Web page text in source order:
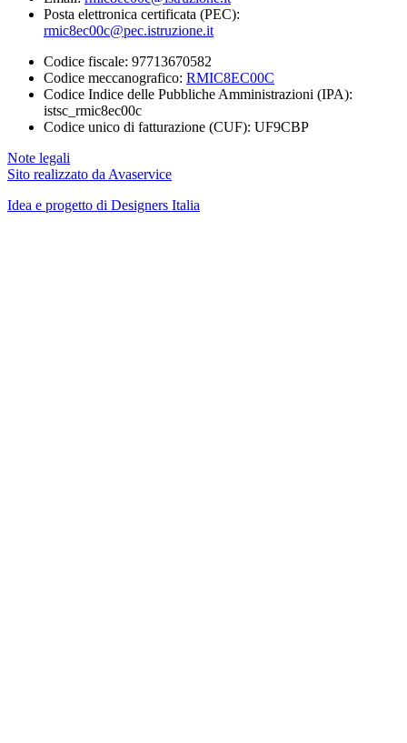
Posta elettronica certificata (PEC):
rmic8ec00c@pec.istruzione.it
Codice fiscale: 97713670582
Codice meccanografico: RMIC8EC00C
Codice Indice delle Pubbliche Amministrazioni (IPA):
istsc_rmic8ec00c
Codice unico di fatturazione (CUF): UF9CBP
Note legali
Sito realizzato da Avaservice
Idea e progetto di Designers Italia